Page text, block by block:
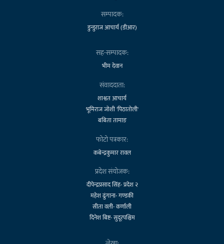
सम्पादक:
डुन्डुराज आचार्य (डीआर)
सह-सम्पादक:
भीम देवान
संवाददाता:
शाश्वत आचार्य
भूमिराज जोशी 'पिठातोली'
बबिता तामाङ
फोटो पत्रकार:
कबेन्द्रकुमार रावल
प्रदेश संयोजक:
दीपेन्द्रप्रसाद सिंह- प्रदेश २
महेश ढुंगाना- गण्डकी
सीता वली- कर्णाली
दिनेश बिष्ट- सुदूरपश्चिम